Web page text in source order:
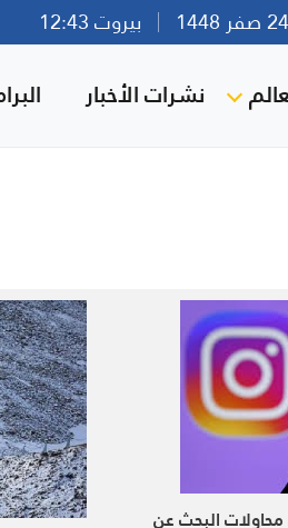
بيروت 12:43
نشرات الأخبار
محاولات البحث عن